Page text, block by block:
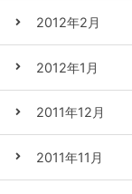
2012年2月
2012年1月
2011年12月
2011年11月